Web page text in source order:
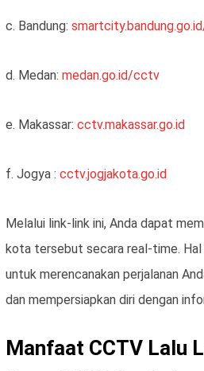
c. Bandung:
d. Medan: medan.go.id/cctv
e. Makassar: cctv.makassar.go.id
f. Jogya : cctv.jogjakota.go.id
Melalui link-link ini, Anda dapat
kota tersebut secara real-time.
untuk merencanakan perjalanan
dan mempersiapkan diri dengan
Manfaat CCTV Lalu